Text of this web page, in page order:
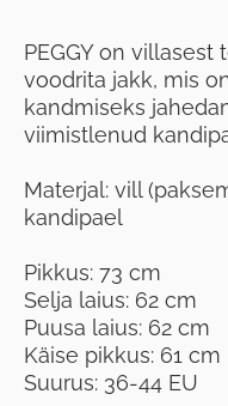
PEGGY on
voodrita jakk, mis
kandmiseks
viimistlenud
Materjal: vill
kandipael
Pikkus: 73 cm
Selja laius: 62 cm
Puusa laius: 62 cm
Käise pikkus: 61 cm
Suurus: 36-44 EU